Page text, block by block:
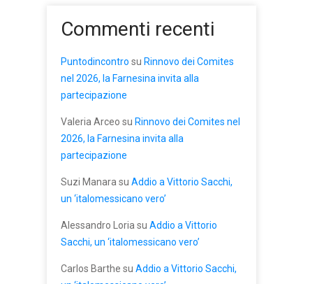
Commenti recenti
Puntodincontro su Rinnovo dei Comites
nel 2026, la Farnesina invita alla
partecipazione
Valeria Arceo su Rinnovo dei Comites nel
2026, la Farnesina invita alla
partecipazione
Suzi Manara su Addio a Vittorio Sacchi,
un ‘italomessicano vero’
Alessandro Loria su Addio a Vittorio
Sacchi, un ‘italomessicano vero’
Carlos Barthe su Addio a Vittorio Sacchi,